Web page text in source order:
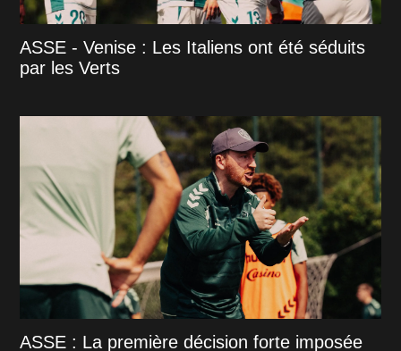
ASSE - Venise : Les Italiens ont été séduits
par les Verts
ASSE : La première décision forte imposée